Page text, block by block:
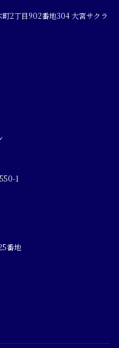
2丁目902番地304 大宮サクラ
1
番地